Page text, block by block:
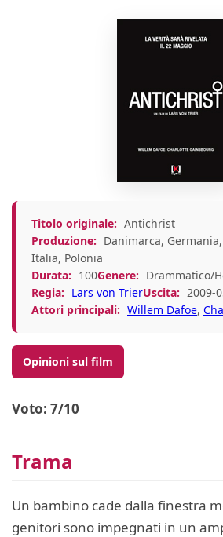
Titolo originale: Antichrist
Produzione: Danimarca,
Italia, Polonia
Durata: 100Genere: Drammatico/
Regia: Lars von TrierUscita: 2009-
Attori principali: Willem Dafoe,
Opinioni sul film
Voto: 7/10
Trama
Un bambino cade dalla finestra
genitori sono impegnati in un